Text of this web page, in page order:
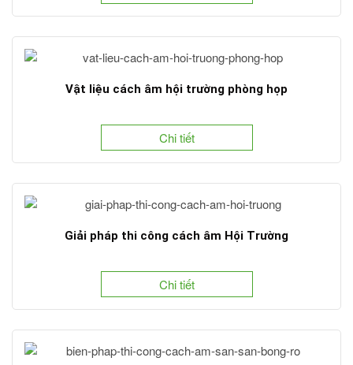
Vật liệu cách âm hội trường phòng họp
Chi tiết
Giải pháp thi công cách âm Hội Trường
Chi tiết